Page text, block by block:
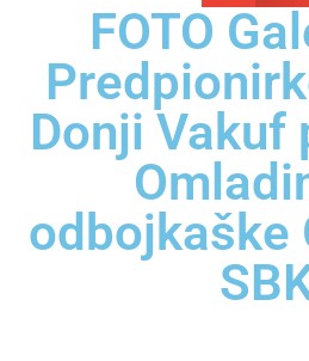
FOTO
Donji Vakuf
odbojkaške